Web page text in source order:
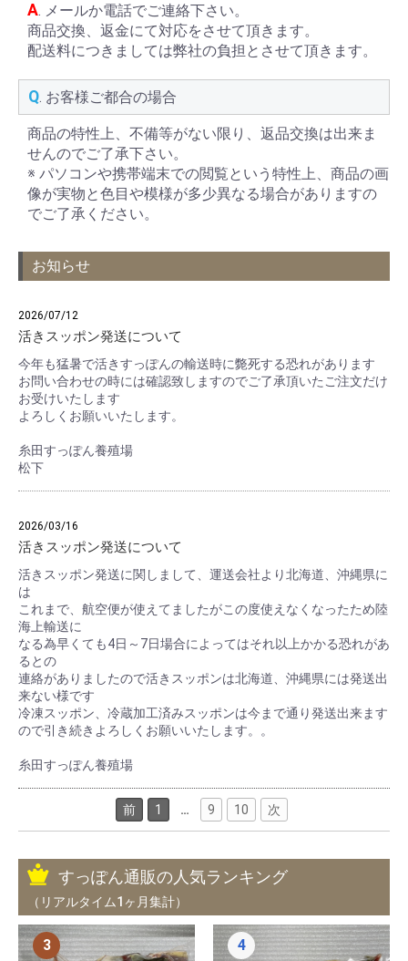
A. メールか電話でご連絡下さい。
商品交換、返金にて対応をさせて頂きます。
配送料につきましては弊社の負担とさせて頂きます。
Q. お客様ご都合の場合
商品の特性上、不備等がない限り、返品交換は出来ま
せんのでご了承下さい。
※ パソコンや携帯端末での閲覧という特性上、商品の画
像が実物と色目や模様が多少異なる場合がありますの
でご了承ください。
お知らせ
2026/07/12
活きスッポン発送について
今年も猛暑で活きすっぽんの輸送時に斃死する恐れがあります
お問い合わせの時には確認致しますのでご了承頂いたご注文だけ
お受けいたします
よろしくお願いいたします。
糸田すっぽん養殖場
松下
2026/03/16
活きスッポン発送について
活きスッポン発送に関しまして、運送会社より北海道、沖縄県に
は
これまで、航空便が使えてましたがこの度使えなくなったため陸
海上輸送に
なる為早くても4日～7日場合によってはそれ以上かかる恐れがあ
るとの
連絡がありましたので活きスッポンは北海道、沖縄県には発送出
来ない様です
冷凍スッポン、冷蔵加工済みスッポンは今まで通り発送出来ます
ので引き続きよろしくお願いいたします。。
糸田すっぽん養殖場
前 1 … 9 10 次
すっぽん通販の人気ランキング
（リアルタイム1ヶ月集計）
3 4